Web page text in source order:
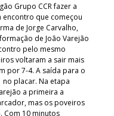
Grupo CCR fazer a
encontro que começou
de Jorge Carvalho,
de João Varejão
pelo mesmo
voltaram a sair mais
por 7-4. A saída para o
placar. Na etapa
a primeira a
mas os poveiros
Com 10 minutos